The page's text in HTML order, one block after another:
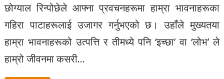
छोग्याल रिन्पोछेले आफ्ना प्रवचनहरूमा हाम्रा भावनाहरूका
गहिरा पाटाहरूलाई उजागर गर्नुभएको छ। उहाँले मुख्यतया
हाम्रा भावनाहरूको उत्पत्ति र तीमध्ये पनि ‘इच्छा’ वा ‘लोभ’ ले
हाम्रो जीवनमा कसरी…